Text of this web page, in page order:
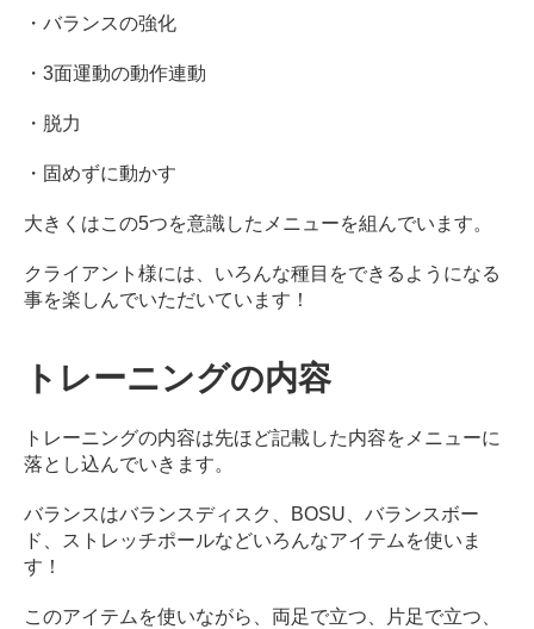
・バランスの強化
・3面運動の動作連動
・脱力
・固めずに動かす
大きくはこの5つを意識したメニューを組んでいます。
クライアント様には、いろんな種目をできるようになる
事を楽しんでいただいています！
トレーニングの内容
トレーニングの内容は先ほど記載した内容をメニューに
落とし込んでいきます。
バランスはバランスディスク、BOSU、バランスボー
ド、ストレッチポールなどいろんなアイテムを使いま
す！
このアイテムを使いながら、両足で立つ、片足で立つ、